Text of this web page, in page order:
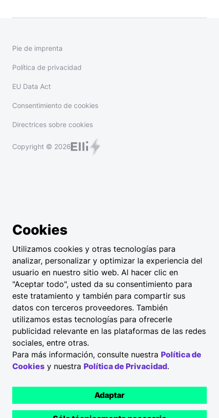
Pie de imprenta
Política de privacidad
EU Data Act
Consentimiento de cookies
Directrices sobre cookies
Copyright © 2026
Cookies
Utilizamos cookies y otras tecnologías para
analizar, personalizar y optimizar la experiencia del
usuario en nuestro sitio web. Al hacer clic en
"Aceptar todo", usted da su consentimiento para
este tratamiento y también para compartir sus
datos con terceros proveedores. También
utilizamos estas tecnologías para ofrecerle
publicidad relevante en las plataformas de las redes
sociales, entre otras.
Para más información, consulte nuestra Política de
Cookies y nuestra Política de Privacidad.
Adaptar